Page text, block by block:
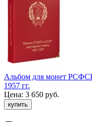
Альбом для монет
1957 гг.
Цена: 3 650 руб.